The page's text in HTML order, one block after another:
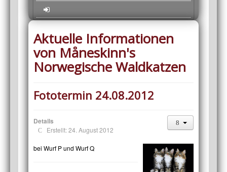
Aktuelle Informationen
von Måneskinn's
Norwegische Waldkatzen
Fototermin 24.08.2012
Details
Erstellt: 24. August 2012
bei Wurf P und Wurf Q